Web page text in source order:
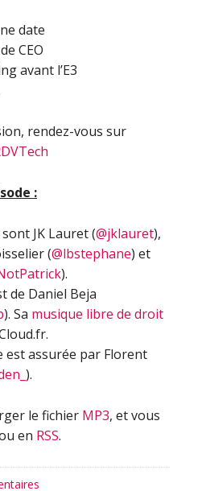
date
CEO
avant l’E3
rendez-vous sur
:
JK Lauret (@jklauret),
(@lbstephane) et
).
de Daniel Beja
). Sa musique libre de droit
est assurée par Florent
).
le fichier MP3, et vous
en RSS.